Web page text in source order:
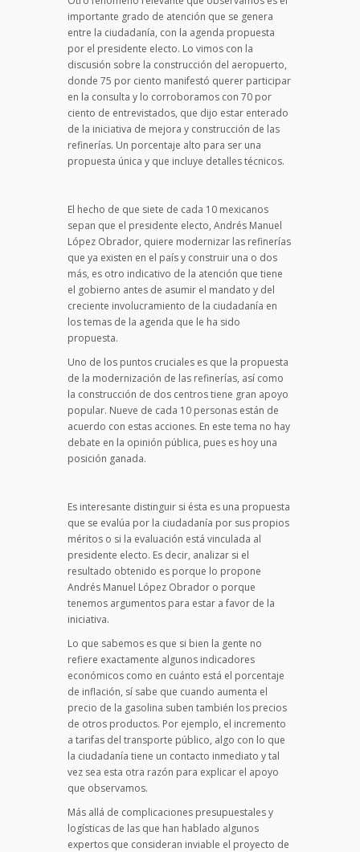
importante grado de atención que se genera
entre la ciudadanía, con la agenda propuesta
por el presidente electo. Lo vimos con la
discusión sobre la construcción del aeropuerto,
donde 75 por ciento manifestó querer participar
en la consulta y lo corroboramos con 70 por
ciento de entrevistados, que dijo estar enterado
de la iniciativa de mejora y construcción de las
refinerías. Un porcentaje alto para ser una
propuesta única y que incluye detalles técnicos.
El hecho de que siete de cada 10 mexicanos
sepan que el presidente electo, Andrés Manuel
López Obrador, quiere modernizar las refinerías
que ya existen en el país y construir una o dos
más, es otro indicativo de la atención que tiene
el gobierno antes de asumir el mandato y del
creciente involucramiento de la ciudadanía en
los temas de la agenda que le ha sido
propuesta.
Uno de los puntos cruciales es que la propuesta
de la modernización de las refinerías, así como
la construcción de dos centros tiene gran apoyo
popular. Nueve de cada 10 personas están de
acuerdo con estas acciones. En este tema no hay
debate en la opinión pública, pues es hoy una
posición ganada.
Es interesante distinguir si ésta es una propuesta
que se evalúa por la ciudadanía por sus propios
méritos o si la evaluación está vinculada al
presidente electo. Es decir, analizar si el
resultado obtenido es porque lo propone
Andrés Manuel López Obrador o porque
tenemos argumentos para estar a favor de la
iniciativa.
Lo que sabemos es que si bien la gente no
refiere exactamente algunos indicadores
económicos como en cuánto está el porcentaje
de inflación, sí sabe que cuando aumenta el
precio de la gasolina suben también los precios
de otros productos. Por ejemplo, el incremento
a tarifas del transporte público, algo con lo que
la ciudadanía tiene un contacto inmediato y tal
vez sea esta otra razón para explicar el apoyo
que observamos.
Más allá de complicaciones presupuestales y
logísticas de las que han hablado algunos
expertos que consideran inviable el proyecto de